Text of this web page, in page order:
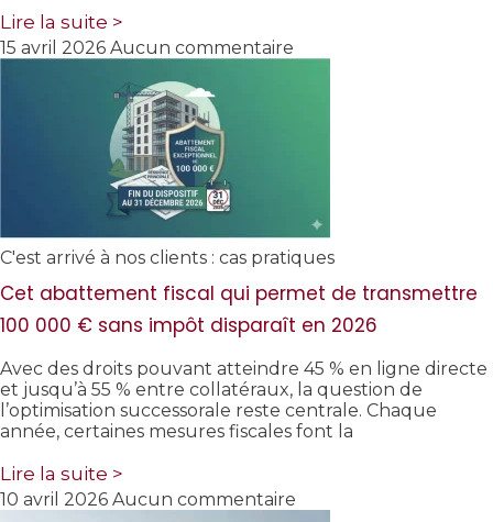
Lire la suite >
15 avril 2026 Aucun commentaire
C'est arrivé à nos clients : cas pratiques
Cet abattement fiscal qui permet de transmettre
100 000 € sans impôt disparaît en 2026
Avec des droits pouvant atteindre 45 % en ligne directe
et jusqu’à 55 % entre collatéraux, la question de
l’optimisation successorale reste centrale. Chaque
année, certaines mesures fiscales font la
Lire la suite >
10 avril 2026 Aucun commentaire